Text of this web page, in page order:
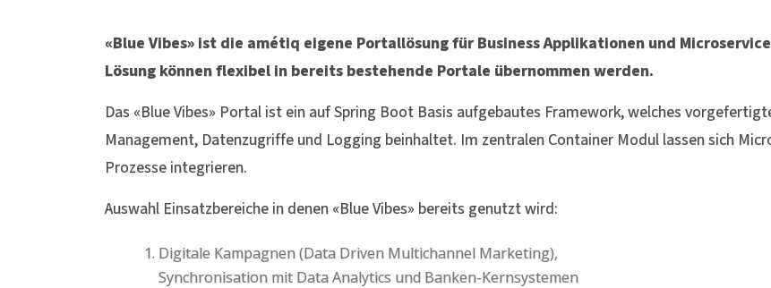
«Blue Vibes» ist die amétiq eigene Portallösung für Business Applikationen und
Lösung können flexibel in bereits bestehende Portale übernommen werden.
Das «Blue Vibes» Portal ist ein auf Spring Boot Basis aufgebautes Framework, welches
Management, Datenzugriffe und Logging beinhaltet. Im zentralen Container Modul lassen sich
Prozesse integrieren.
Auswahl Einsatzbereiche in denen «Blue Vibes» bereits genutzt wird:
Digitale Kampagnen (Data Driven Multichannel Marketing),
Synchronisation mit Data Analytics und Banken-Kernsystemen